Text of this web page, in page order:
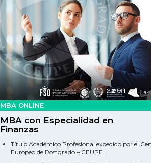
MBA ONLINE
MBA con Especialidad en
Finanzas
Título Académico Profesional expedido por el
Europeo de Postgrado – CEUPE.